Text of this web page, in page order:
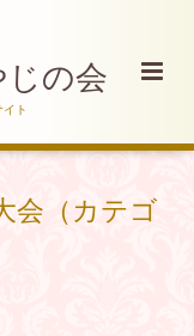
じの会
ト
会（カテゴ